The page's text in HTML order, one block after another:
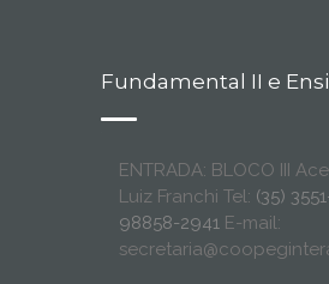
Fundamental II e
ENTRADA: BLOCO III
Luiz Franchi Tel: (35)
98858-2941 E-mail: